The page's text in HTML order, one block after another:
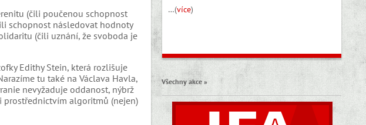
(čili poučenou schopnost
schopnost následovat hodnoty
(čili uznání, že svoboda je
Edithy Stein, která rozlišuje
tu také na Václava Havla,
nevyžaduje oddanost, nýbrž
prostřednictvím algoritmů (nejen)
…(více)
Všechny akce »